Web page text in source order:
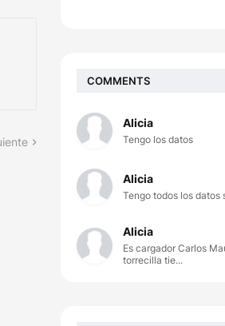
COMMENTS
Alicia
Tengo los datos
Alicia
Tengo todos los datos
Alicia
Es cargador Carlos
torrecilla tie...